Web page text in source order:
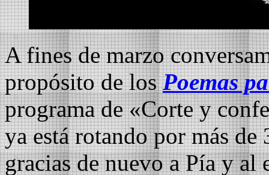
A fines de marzo
propósito de losPoemas
programa de «Corte y
ya está rotando por más
gracias de nuevo a Pía y al